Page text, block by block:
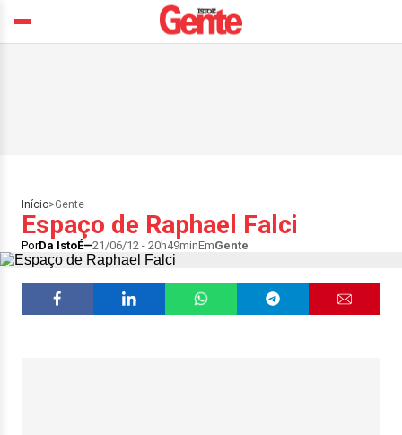
Início>Gente
Espaço de Raphael Falci
PorDa IstoÉ 21/06/12 - 20h49minEmGente